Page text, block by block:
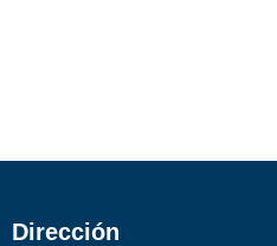
Dirección